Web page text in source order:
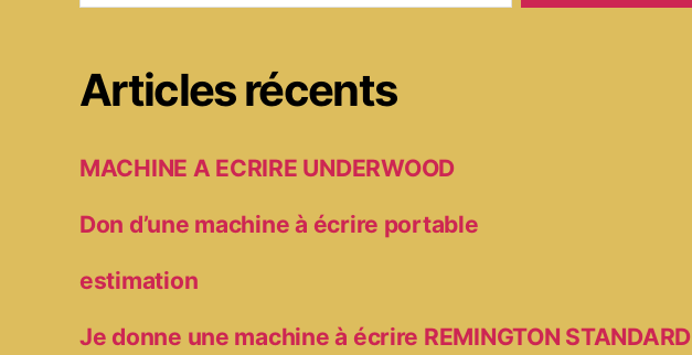
Articles récents
MACHINE A ECRIRE UNDERWOOD
Don d’une machine à écrire portable
estimation
Je donne une machine à écrire REMINGTON STANDARD